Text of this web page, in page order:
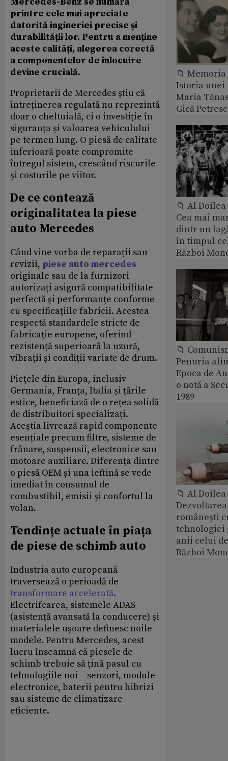
printre cele mai apreciate
datorită ingineriei precise și
durabilității lor. Pentru a menține
aceste calități, alegerea corectă
a componentelor de înlocuire
devine crucială.
Proprietarii de Mercedes știu că
întreținerea regulată nu reprezintă
doar o cheltuială, ci o investiție în
siguranța și valoarea vehiculului
pe termen lung. O piesă de calitate
inferioară poate compromite
întregul sistem, crescând riscurile
și costurile pe viitor.
De ce contează
originalitatea la piese
auto Mercedes
Când vine vorba de reparații sau
revizii, piese auto mercedes
originale sau de la furnizori
autorizați asigură compatibilitate
perfectă și performanțe conforme
cu specificațiile fabricii. Acestea
respectă standardele stricte de
fabricație europene, oferind
rezistență superioară la uzură,
vibrații și condiții variate de drum.
Piețele din Europa, inclusiv
Germania, Franța, Italia și țările
estice, beneficiază de o rețea solidă
de distribuitori specializați.
Aceștia livrează rapid componente
esențiale precum filtre, sisteme de
frânare, suspensii, electronice sau
motoare auxiliare. Diferența dintre
o piesă OEM și una ieftină se vede
imediat în consumul de
combustibil, emisii și confortul la
volan.
Tendințe actuale în piața
de piese de schimb auto
Industria auto europeană
traversează o perioadă de
transformare accelerată.
Electrifcarea, sistemele ADAS
(asistență avansată la conducere) și
materialele ușoare definesc noile
modele. Pentru Mercedes, acest
lucru înseamnă că piesele de
schimb trebuie să țină pasul cu
tehnologiile noi – senzori, module
electronice, baterii pentru hibrizi
sau sisteme de climatizare
eficiente.
📁
Istoria
Maria
Gică
📁 Al
Cea mai
dintr-un
în timpul
Război
📁
Penuria
Epoca de
o notă a
1989
📁 Al
românești
tehnologiei
anii celui
Război